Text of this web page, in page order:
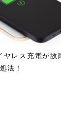
ヤレス充電が故
法！